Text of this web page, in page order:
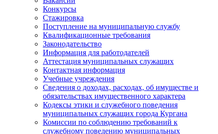
Конкурсы
Стажировка
Поступление на муниципальную службу
Квалификационные требования
Законодательство
Информация для работодателей
Аттестация муниципальных служащих
Контактная информация
Учебные учреждения
Сведения о доходах, расходах, об имуществе и
обязательствах имущественного характера
Кодексы этики и служебного поведения
муниципальных служащих города Кургана
Комиссии по соблюдению требований к
служебному поведению муниципальных